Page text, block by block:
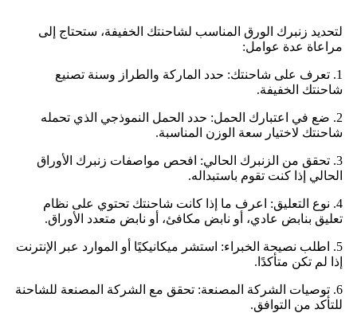
لتحديد زنبرك الورق المناسب لشاحنتك الخفيفة، ستحتاج إلى
مراعاة عدة عوامل:
1. تعرف على شاحنتك: حدد الماركة والطراز وسنة تصنيع
شاحنتك الخفيفة.
2. ضع في اعتبارك الحمل: حدد الحمل النموذجي الذي تحمله
شاحنتك لاختيار سعة الوزن المناسبة.
3. تحقق من الزنبرك الحالي: افحص مواصفات زنبرك الأوراق
الحالي إذا كنت تقوم باستبداله.
4. نوع التعليق: اعرف ما إذا كانت شاحنتك تحتوي على نظام
تعليق بنابض عادي، أو نابض مكافئ، أو نابض متعدد الأوراق.
5. اطلب نصيحة الخبراء: استشر ميكانيكيًا أو الموارد عبر الإنترنت
إذا لم تكن متأكدًا.
6. توصيات الشركة المصنعة: تحقق مع الشركة المصنعة للشاحنة
للتأكد من التوافق.